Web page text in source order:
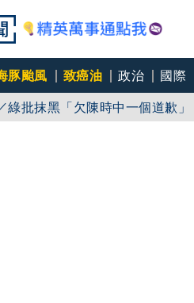
豚颱風 致癌油 政治 國際
修！ 海警範圍擴增到「東北部
綠批抹黑「欠陳時中一個道歉